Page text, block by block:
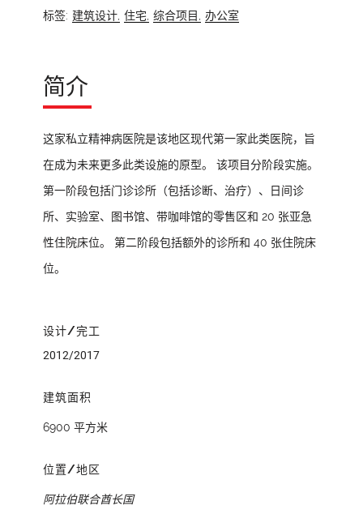
标签: 建筑设计, 住宅, 综合项目, 办公室
简介
这家私立精神病医院是该地区现代第一家此类医院，旨
在成为未来更多此类设施的原型。 该项目分阶段实施。
第一阶段包括门诊诊所（包括诊断、治疗）、日间诊
所、实验室、图书馆、带咖啡馆的零售区和 20 张亚急
性住院床位。 第二阶段包括额外的诊所和 40 张住院床
位。
设计/完工
2012/2017
建筑面积
6900 平方米
位置/地区
阿拉伯联合酋长国